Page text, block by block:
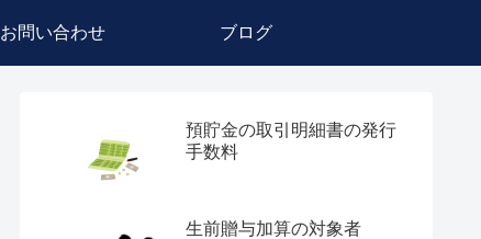
お問い合わせ ブログ
預貯金の取引明細書の発行
手数料
生前贈与加算の対象者